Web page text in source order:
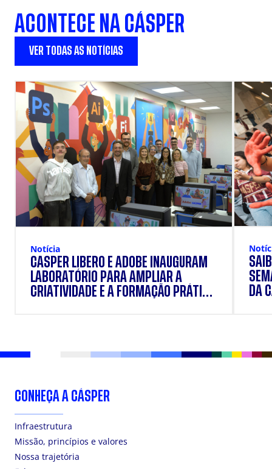
ACONTECE NA CÁSPER
VER TODAS AS NOTÍCIAS
Notícia
CÁSPER LÍBERO E ADOBE INAUGURAM
LABORATÓRIO PARA AMPLIAR A
CRIATIVIDADE E A FORMAÇÃO PRÁTICA
DA
CONHEÇA A CÁSPER
Infraestrutura
Missão, princípios e valores
Nossa trajetória